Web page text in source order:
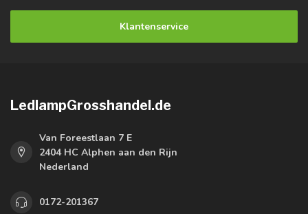
Klantenservice
LedlampGrosshandel.de
Van Foreestlaan 7 E
2404 HC Alphen aan den Rijn
Nederland
0172-201367